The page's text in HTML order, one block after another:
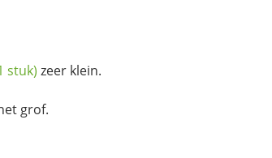
stuk) zeer klein.
grof.